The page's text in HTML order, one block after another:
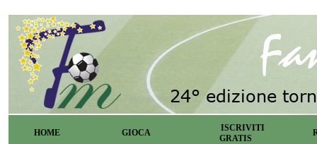
HOME GIOCA
ISCRIVITI
GRATIS